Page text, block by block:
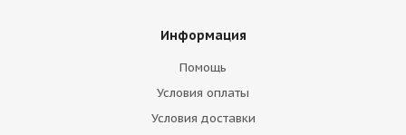
Информация
Помощь
Условия оплаты
Условия доставки